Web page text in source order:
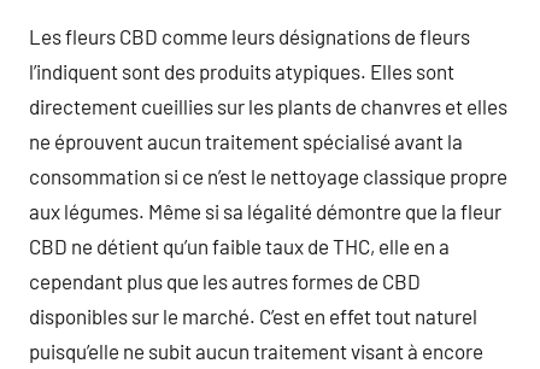
Les fleurs CBD comme leurs désignations de fleurs
l’indiquent sont des produits atypiques. Elles sont
directement cueillies sur les plants de chanvres et elles
ne éprouvent aucun traitement spécialisé avant la
consommation si ce n’est le nettoyage classique propre
aux légumes. Même si sa légalité démontre que la fleur
CBD ne détient qu’un faible taux de THC, elle en a
cependant plus que les autres formes de CBD
disponibles sur le marché. C’est en effet tout naturel
puisqu’elle ne subit aucun traitement visant à encore